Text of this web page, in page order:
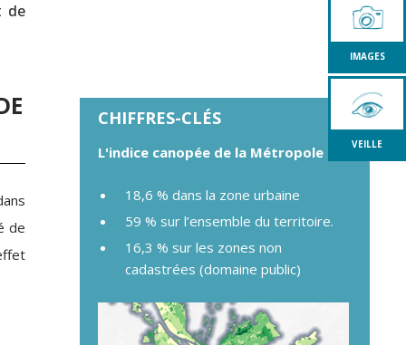
IMAGES
VEILLE
de
de
CHIFFRES-CLÉS
L'indice canopée de la Métropole
18,6 % dans la zone urbaine
59 % sur l’ensemble du territoire.
16,3 % sur les zones non
cadastrées (domaine public)